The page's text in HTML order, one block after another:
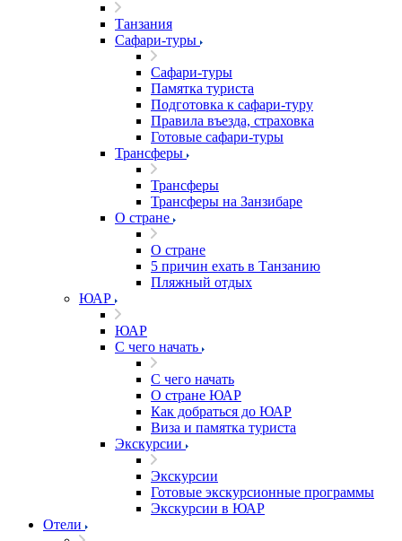
Танзания
Сафари-туры
Сафари-туры
Памятка туриста
Подготовка к сафари-туру
Правила въезда, страховка
Готовые сафари-туры
Трансферы
Трансферы
Трансферы на Занзибаре
О стране
О стране
5 причин ехать в Танзанию
Пляжный отдых
ЮАР
ЮАР
С чего начать
С чего начать
О стране ЮАР
Как добраться до ЮАР
Виза и памятка туриста
Экскурсии
Экскурсии
Готовые экскурсионные программы
Экскурсии в ЮАР
Отели